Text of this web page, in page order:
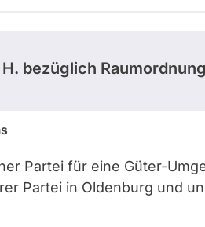
bezüglich
Partei für eine Güter-
Partei in Oldenburg und